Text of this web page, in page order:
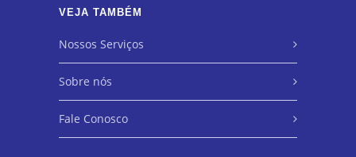
VEJA TAMBÉM
Nossos Serviços
Sobre nós
Fale Conosco